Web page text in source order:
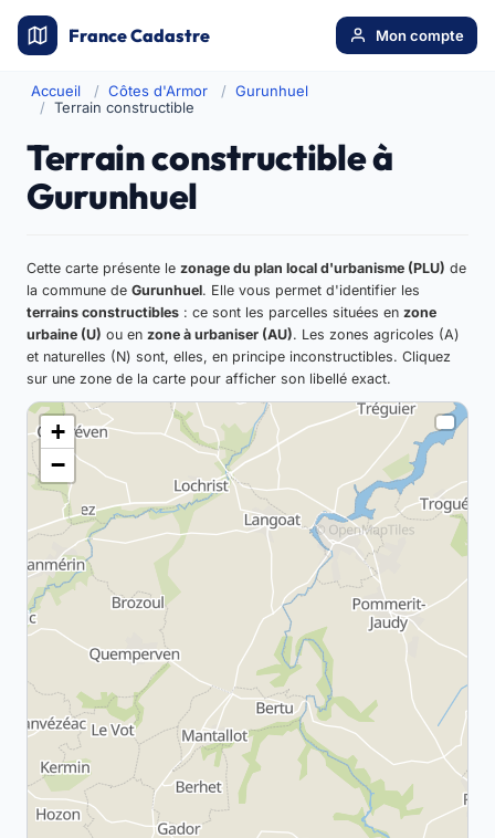
France Cadastre Mon compte
Accueil Côtes d'Armor
Gurunhuel
Terrain constructible
Terrain constructible à
Gurunhuel
Cette carte présente le zonage du plan local d'urbanisme (PLU) de
la commune de Gurunhuel. Elle vous permet d'identifier les
terrains constructibles : ce sont les parcelles situées en zone
urbaine (U) ou en zone à urbaniser (AU). Les zones agricoles (A)
et naturelles (N) sont, elles, en principe inconstructibles. Cliquez
sur une zone de la carte pour afficher son libellé exact.
+
−